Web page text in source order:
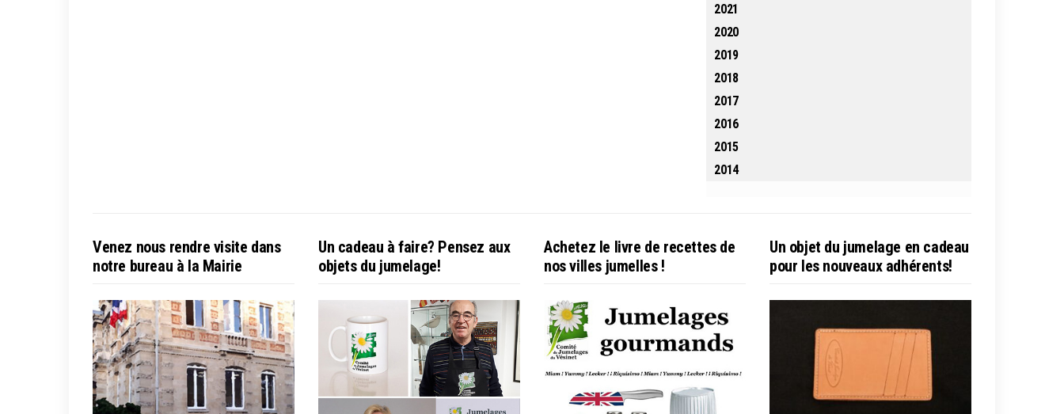
2021
2020
2019
2018
2017
2016
2015
2014
Venez nous rendre visite dans
notre bureau à la Mairie
Un cadeau à faire? Pensez aux
objets du jumelage!
Achetez le livre de recettes de
nos villes jumelles !
Un objet du jumelage en cadeau
pour les nouveaux adhérents!